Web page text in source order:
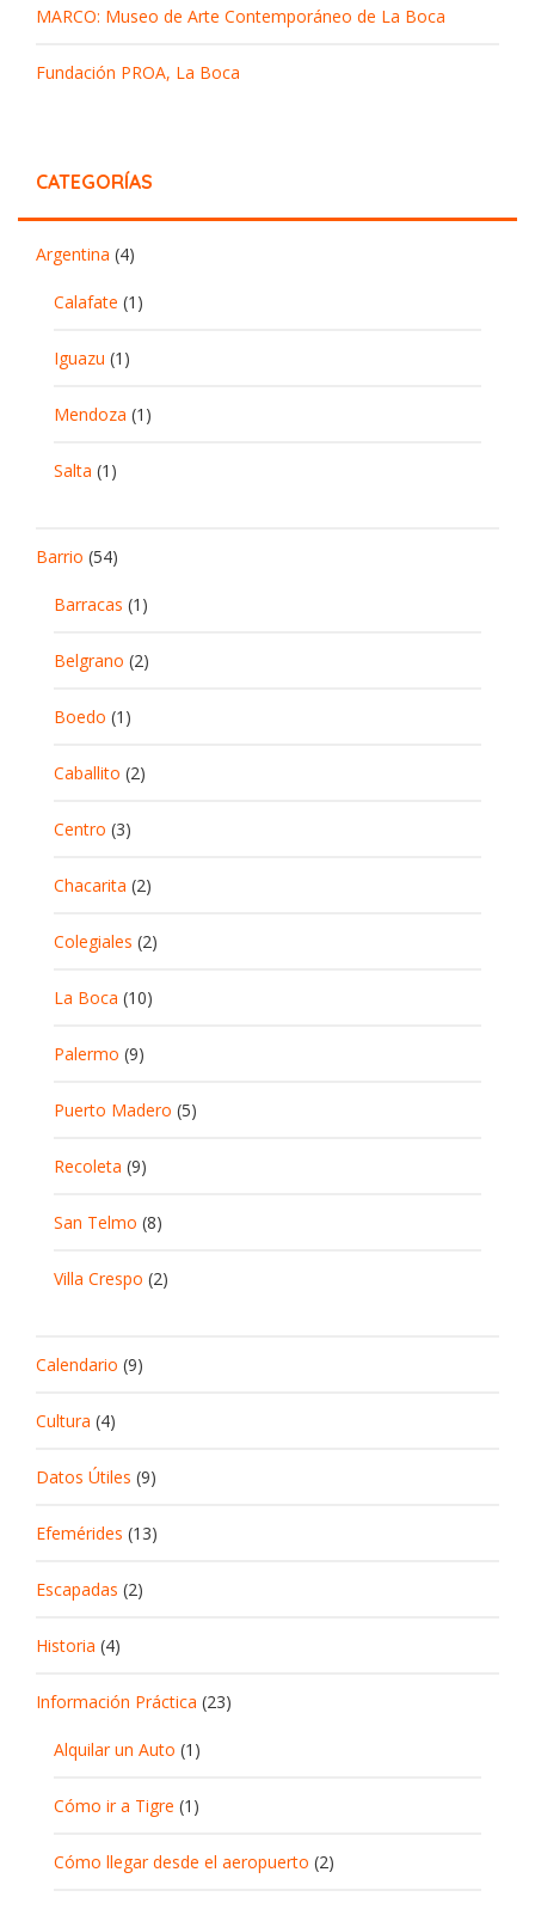
MARCO: Museo de Arte Contemporáneo de La Boca
Fundación PROA, La Boca
CATEGORÍAS
Argentina (4)
Calafate (1)
Iguazu (1)
Mendoza (1)
Salta (1)
Barrio (54)
Barracas (1)
Belgrano (2)
Boedo (1)
Caballito (2)
Centro (3)
Chacarita (2)
Colegiales (2)
La Boca (10)
Palermo (9)
Puerto Madero (5)
Recoleta (9)
San Telmo (8)
Villa Crespo (2)
Calendario (9)
Cultura (4)
Datos Útiles (9)
Efemérides (13)
Escapadas (2)
Historia (4)
Información Práctica (23)
Alquilar un Auto (1)
Cómo ir a Tigre (1)
Cómo llegar desde el aeropuerto (2)